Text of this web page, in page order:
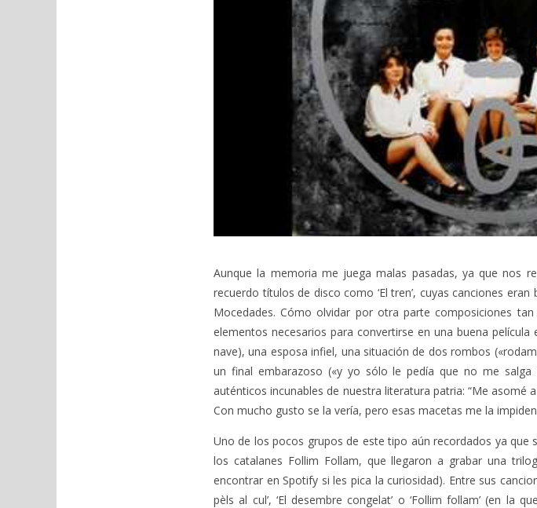
Aunque la memoria me juega malas pasadas, ya que nos
recuerdo títulos de disco como ‘El tren’, cuyas canciones
Mocedades. Cómo olvidar por otra parte composiciones
elementos necesarios para convertirse en una buena
nave), una esposa infiel, una situación de dos rombos
un final embarazoso («y yo sólo le pedía que no me
auténticos incunables de nuestra literatura patria: “Me asomé
Con mucho gusto se la vería, pero esas macetas me la
Uno de los pocos grupos de este tipo aún recordados ya
los catalanes Follim Follam, que llegaron a grabar una
encontrar en Spotify si les pica la curiosidad). Entre sus
pèls al cul’, ‘El desembre congelat’ o ‘Follim follam’ (en la